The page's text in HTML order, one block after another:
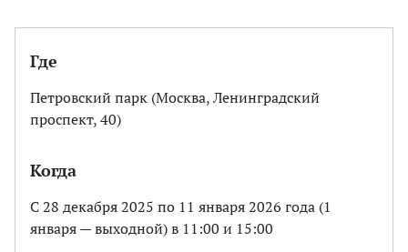
Где
Петровский парк (Москва, Ленинградский
проспект, 40)
Когда
C 28 декабря 2025 по 11 января 2026 года (1
января — выходной) в 11:00 и 15:00